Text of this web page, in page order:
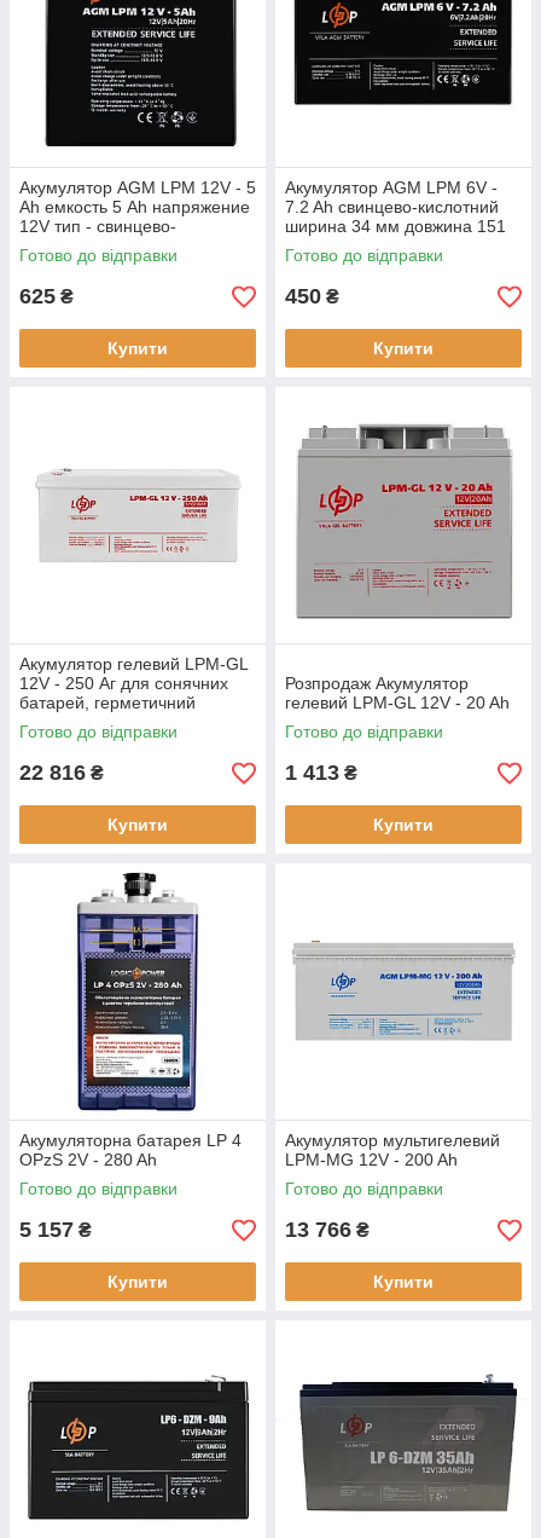
Акумулятор AGM LPM 12V - 5
Ah емкость 5 Ah напряжение
12V тип - свинцево-
кислотний
Готово до відправки
625 ₴
Купити
Акумулятор AGM LPM 6V -
7.2 Ah свинцево-кислотний
ширина 34 мм довжина 151
мм висота 94 мм вага 1.07 кг
Готово до відправки
450 ₴
Купити
Акумулятор гелевий LPM-GL
12V - 250 Аг для сонячних
батарей, герметичний
Готово до відправки
22 816 ₴
Купити
Розпродаж Акумулятор
гелевий LPM-GL 12V - 20 Ah
Готово до відправки
1 413 ₴
Купити
Акумуляторна батарея LP 4
OPzS 2V - 280 Ah
Готово до відправки
5 157 ₴
Купити
Акумулятор мультигелевий
LPM-MG 12V - 200 Ah
Готово до відправки
13 766 ₴
Купити